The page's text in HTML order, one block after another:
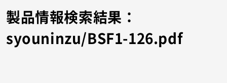
製品情報検索結果：
syouninzu/BSF1-126.pdf